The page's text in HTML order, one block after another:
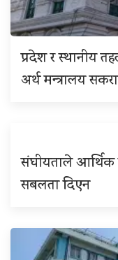
प्रदेश र स्थानीय
अर्थ मन्त्रालय
संघीयताले आर्थिक
सबलता दिएन